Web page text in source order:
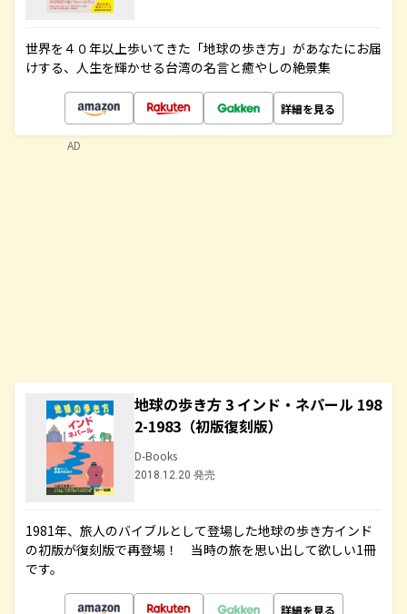
世界を４０年以上歩いてきた「地球の歩き方」があなたにお届
けする、人生を輝かせる台湾の名言と癒やしの絶景集
詳細を見る
地球の歩き方 3 インド・ネパール 198
2-1983（初版復刻版）
D-Books
2018.12.20 発売
1981年、旅人のバイブルとして登場した地球の歩き方インド
の初版が復刻版で再登場！ 当時の旅を思い出して欲しい1冊
です。
詳細を見る
AD